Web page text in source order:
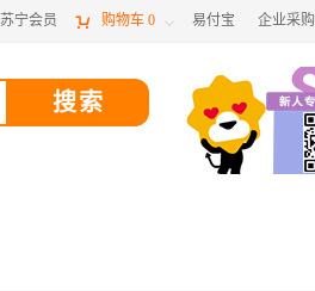
苏宁会员  购物车 0  易付宝 企业采购